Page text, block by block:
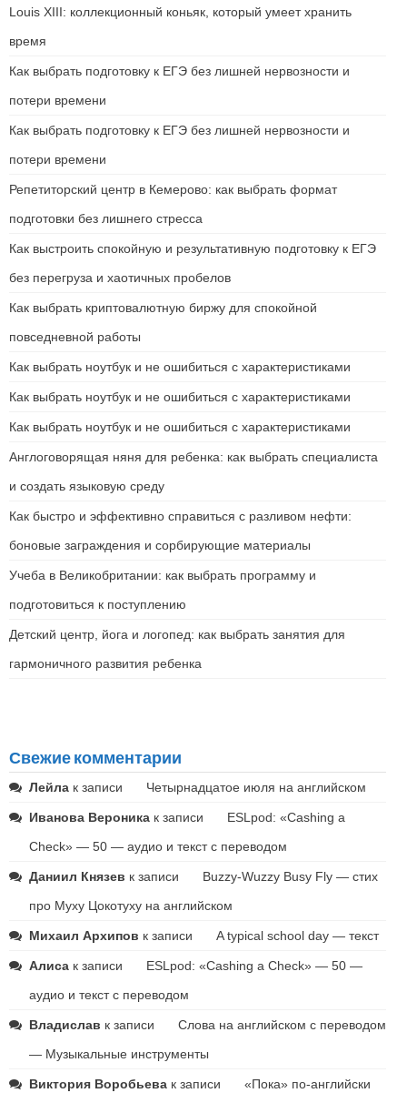
Louis XIII: коллекционный коньяк, который умеет хранить
время
Как выбрать подготовку к ЕГЭ без лишней нервозности и
потери времени
Как выбрать подготовку к ЕГЭ без лишней нервозности и
потери времени
Репетиторский центр в Кемерово: как выбрать формат
подготовки без лишнего стресса
Как выстроить спокойную и результативную подготовку к ЕГЭ
без перегруза и хаотичных пробелов
Как выбрать криптовалютную биржу для спокойной
повседневной работы
Как выбрать ноутбук и не ошибиться с характеристиками
Как выбрать ноутбук и не ошибиться с характеристиками
Как выбрать ноутбук и не ошибиться с характеристиками
Англоговорящая няня для ребенка: как выбрать специалиста
и создать языковую среду
Как быстро и эффективно справиться с разливом нефти:
боновые заграждения и сорбирующие материалы
Учеба в Великобритании: как выбрать программу и
подготовиться к поступлению
Детский центр, йога и логопед: как выбрать занятия для
гармоничного развития ребенка
Свежие комментарии
Лейла к записи Четырнадцатое июля на английском
Иванова Вероника к записи
ESLpod: «Cashing a
Check» — 50 — аудио и текст с переводом
Даниил Князев к записи
Buzzy-Wuzzy Busy Fly — стих
про Муху Цокотуху на английском
Михаил Архипов к записи A typical school day — текст
Алиса к записи
ESLpod: «Cashing a Check» — 50 —
аудио и текст с переводом
Владислав к записи
Слова на английском с переводом
— Музыкальные инструменты
Виктория Воробьева к записи
«Пока» по-английски